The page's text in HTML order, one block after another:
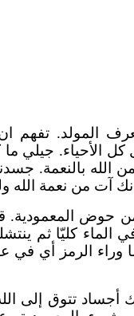
المولد.
كل الأحياء. جيلي
من الله بالنعمة.
آت من نعمة
حوض المعمودية.
كليّا ثم
وراء الرمز أي في
تتوق إلى